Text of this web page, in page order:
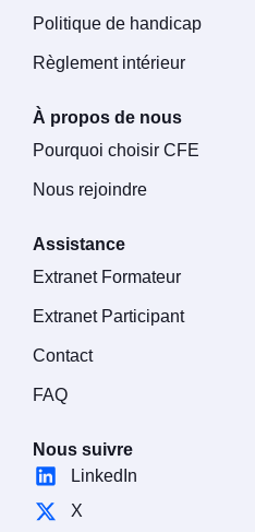
Politique de handicap
Règlement intérieur
À propos de nous
Pourquoi choisir CFE
Nous rejoindre
Assistance
Extranet Formateur
Extranet Participant
Contact
FAQ
Nous suivre
LinkedIn
X